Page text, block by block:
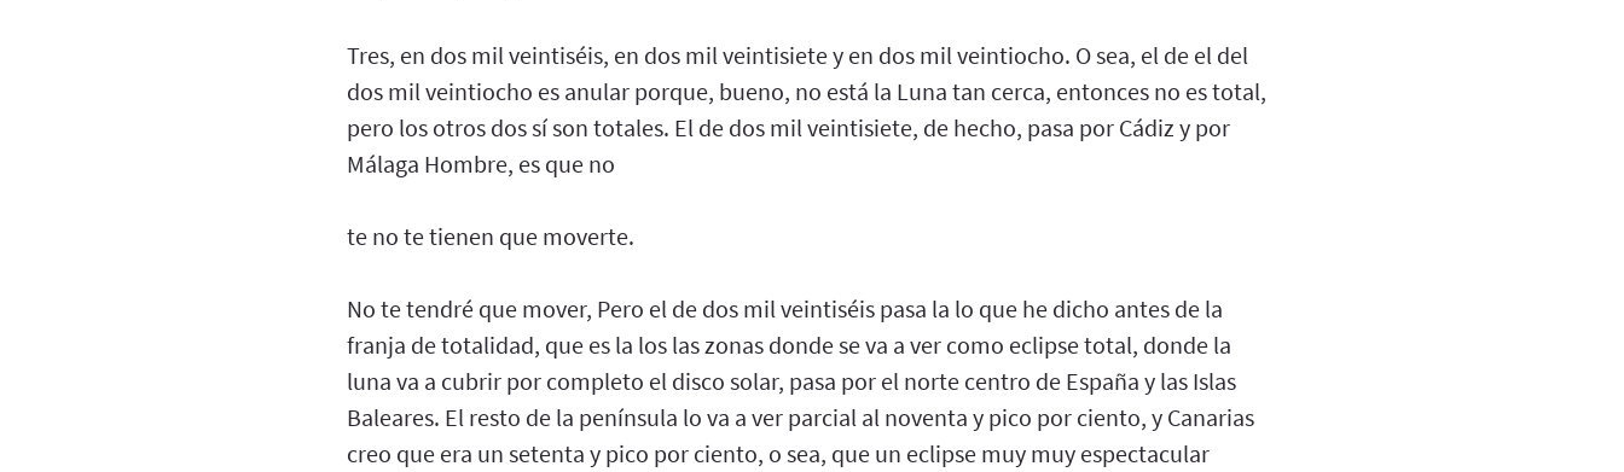
Tres, en dos mil veintiséis, en dos mil veintisiete y en dos mil veintiocho. O sea, el de el del
dos mil veintiocho es anular porque, bueno, no está la Luna tan cerca, entonces no es total,
pero los otros dos sí son totales. El de dos mil veintisiete, de hecho, pasa por Cádiz y por
Málaga Hombre, es que no
te no te tienen que moverte.
No te tendré que mover, Pero el de dos mil veintiséis pasa la lo que he dicho antes de la
franja de totalidad, que es la los las zonas donde se va a ver como eclipse total, donde la
luna va a cubrir por completo el disco solar, pasa por el norte centro de España y las Islas
Baleares. El resto de la península lo va a ver parcial al noventa y pico por ciento, y Canarias
creo que era un setenta y pico por ciento, o sea, que un eclipse muy muy espectacular